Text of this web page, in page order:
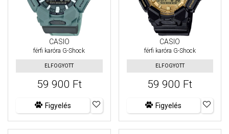
CASIO
férfi karóra G-Shock
ELFOGYOTT
59 900 Ft
Figyelés
CASIO
férfi karóra G-Shock
ELFOGYOTT
59 900 Ft
Figyelés